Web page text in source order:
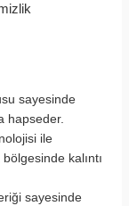
sayesinde
hapseder.
ile
kalıntı
sayesinde